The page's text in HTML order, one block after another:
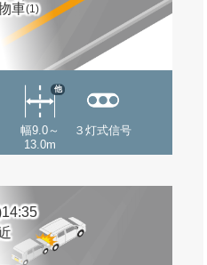
車(1)
幅9.0～
13.0m
他
３灯式信号